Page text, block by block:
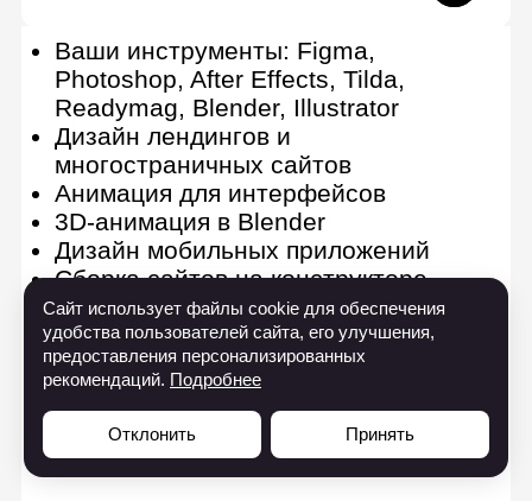
After Effects, Illustrator, Procreate
Работа с брифом заказчика
Создание покадровой анимации
Стилизации, работа по
референсам
Работа с растром и вектором
Создание концептов персонажей
Подготовка иллюстрированной
айдентики
Предпечатная подготовка
Стратегическое планирование
Сайт использует файлы cookie для обеспечения
удобства пользователей сайта, его улучшения,
предоставления персонализированных
рекомендаций. Подробнее
Отклонить Принять